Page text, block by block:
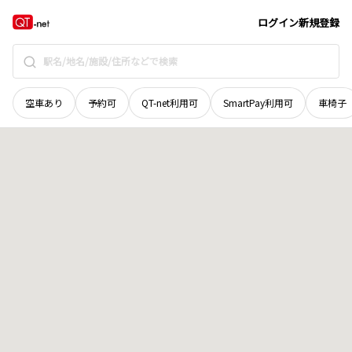
ログイン新規登録
空車あり 予約可 QT-net利用可 SmartPay利用可 車椅子
広島県